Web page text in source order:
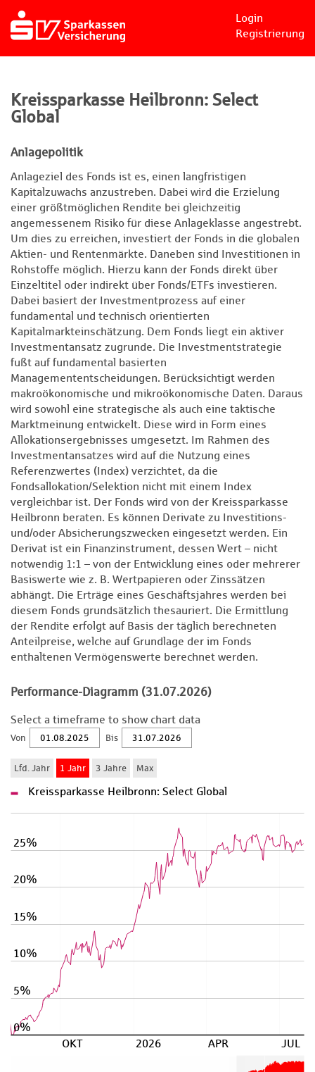
Login
Registrierung
Kreissparkasse Heilbronn: Select
Global
Anlagepolitik
Anlageziel des Fonds ist es, einen langfristigen
Kapitalzuwachs anzustreben. Dabei wird die Erzielung
einer größtmöglichen Rendite bei gleichzeitig
angemessenem Risiko für diese Anlageklasse angestrebt.
Um dies zu erreichen, investiert der Fonds in die globalen
Aktien- und Rentenmärkte. Daneben sind Investitionen in
Rohstoffe möglich. Hierzu kann der Fonds direkt über
Einzeltitel oder indirekt über Fonds/ETFs investieren.
Dabei basiert der Investmentprozess auf einer
fundamental und technisch orientierten
Kapitalmarkteinschätzung. Dem Fonds liegt ein aktiver
Investmentansatz zugrunde. Die Investmentstrategie
fußt auf fundamental basierten
Managemententscheidungen. Berücksichtigt werden
makroökonomische und mikroökonomische Daten. Daraus
wird sowohl eine strategische als auch eine taktische
Marktmeinung entwickelt. Diese wird in Form eines
Allokationsergebnisses umgesetzt. Im Rahmen des
Investmentansatzes wird auf die Nutzung eines
Referenzwertes (Index) verzichtet, da die
Fondsallokation/Selektion nicht mit einem Index
vergleichbar ist. Der Fonds wird von der Kreissparkasse
Heilbronn beraten. Es können Derivate zu Investitions-
und/oder Absicherungszwecken eingesetzt werden. Ein
Derivat ist ein Finanzinstrument, dessen Wert – nicht
notwendig 1:1 – von der Entwicklung eines oder mehrerer
Basiswerte wie z. B. Wertpapieren oder Zinssätzen
abhängt. Die Erträge eines Geschäftsjahres werden bei
diesem Fonds grundsätzlich thesauriert. Die Ermittlung
der Rendite erfolgt auf Basis der täglich berechneten
Anteilpreise, welche auf Grundlage der im Fonds
enthaltenen Vermögenswerte berechnet werden.
Performance-Diagramm (31.07.2026)
Select a timeframe to show chart data
Von Bis
Kreissparkasse Heilbronn: Select Global
OKT 2026 APR JUL
0%
5%
10%
15%
20%
25%